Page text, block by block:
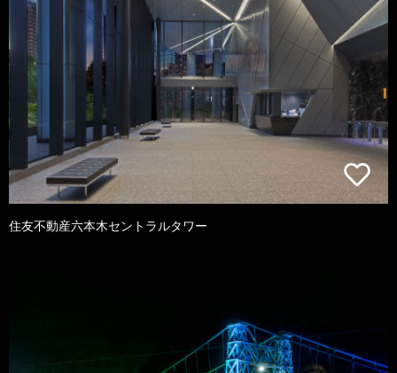
住友不動産六本木セントラルタワー